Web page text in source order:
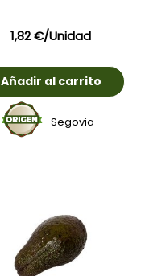
1,82€/Unidad
Añadir al carrito
Segovia